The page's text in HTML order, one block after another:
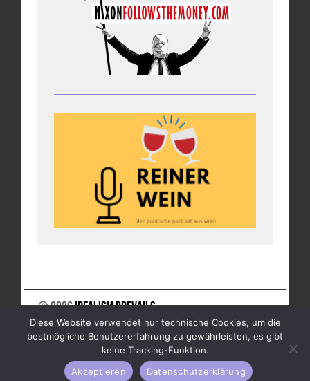
© 2026Idealism Prevails
UNTERSTÜTZE UNS
NEWSLETTER
IMPRESSUM
Diese Website verwendet nur technische Cookies, um die
bestmögliche Benutzererfahrung zu gewährleisten, es gibt
keine Tracking-Funktion.
Akzeptieren
Datenschutzerklärung